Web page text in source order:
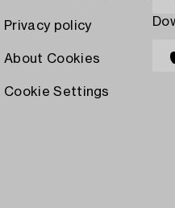
Privacy policy
About Cookies
Cookie Settings